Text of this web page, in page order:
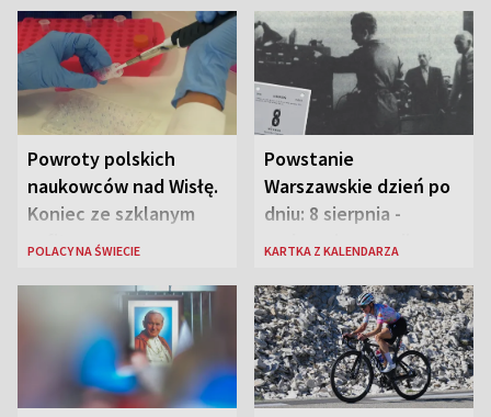
Powroty polskich
naukowców nad Wisłę.
Koniec ze szklanym
sufitem
POLACY NA ŚWIECIE
Powstanie
Warszawskie dzień po
dniu: 8 sierpnia -
rozbrzmiewa radio
„Antka Rozpylacza”
KARTKA Z KALENDARZA